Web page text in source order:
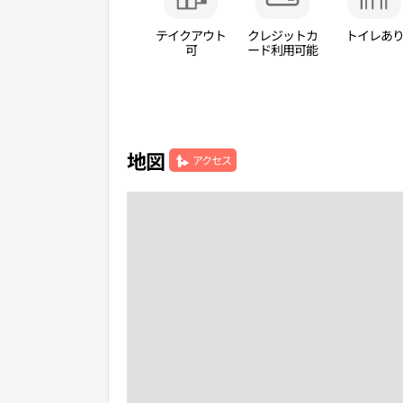
テイクアウト
可
クレジットカ
ード利用可能
トイレあり
地図 アクセス